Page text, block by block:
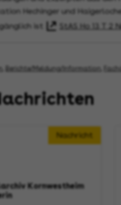
Hechinger und
ist
StAS Ho 13 T 2
Berichte/Meldung/Information
Nachricht
Kornwestheim